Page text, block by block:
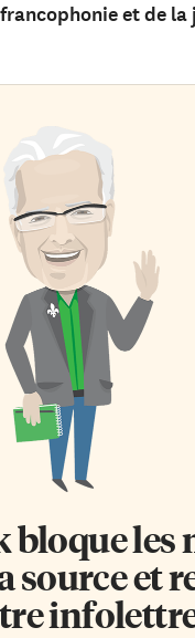
et de
bloque les
source et